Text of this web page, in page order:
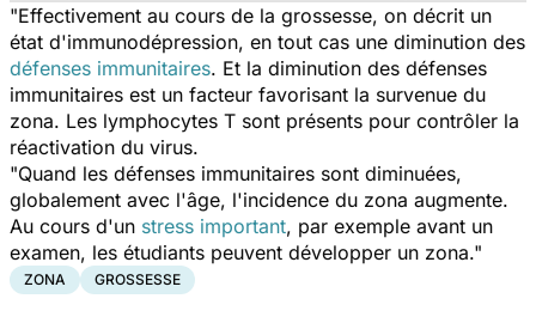
"Effectivement au cours de la grossesse, on décrit un
état d'immunodépression, en tout cas une diminution des
défenses immunitaires. Et la diminution des défenses
immunitaires est un facteur favorisant la survenue du
zona. Les lymphocytes T sont présents pour contrôler la
réactivation du virus.
"Quand les défenses immunitaires sont diminuées,
globalement avec l'âge, l'incidence du zona augmente.
Au cours d'un stress important, par exemple avant un
examen, les étudiants peuvent développer un zona."
ZONA GROSSESSE